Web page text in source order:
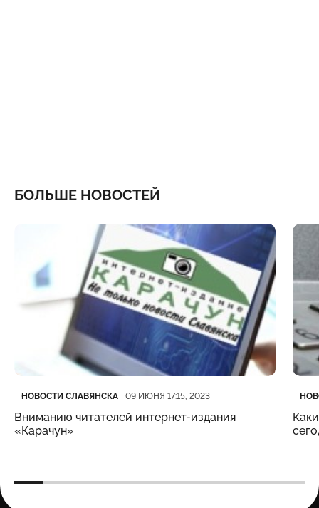
БОЛЬШЕ НОВОСТЕЙ
Категория
НОВОСТИ СЛАВЯНСКА
Дата публикации 09 ИЮНЯ 17:15, 2023
Вниманию читателей интернет-издания
«Карачун»